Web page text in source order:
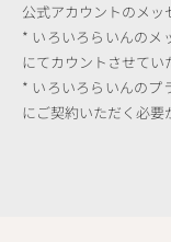
公式アカウントのメッ
* いろいろらいんのメ
にてカウントさせてい
* いろいろらいんのプ
にご契約いただく必要